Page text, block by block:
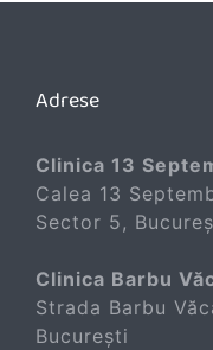
Adrese
Clinica 13
Calea 13
Sector 5,
Clinica Barbu
Strada Barbu
București